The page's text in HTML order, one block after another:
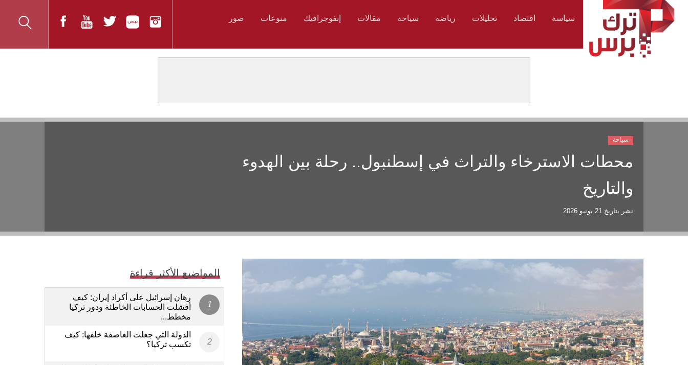
سياسة اقتصاد تحليلات رياضة سياحة مقالات إنفوجرافيك منوعات صور
محطات الاسترخاء والتراث في إسطنبول.. رحلة بين الهدوء
والتاريخ
نشر بتاريخ 21 يونيو 2026
سياحة
المواضيع الأكثر قراءة
رهان إسرائيل على أكراد إيران: كيف
أفشلت الحسابات الخاطئة ودور تركيا
مخطط...
الدولة التي جعلت العاصفة خلفها: كيف
تكسب تركيا؟